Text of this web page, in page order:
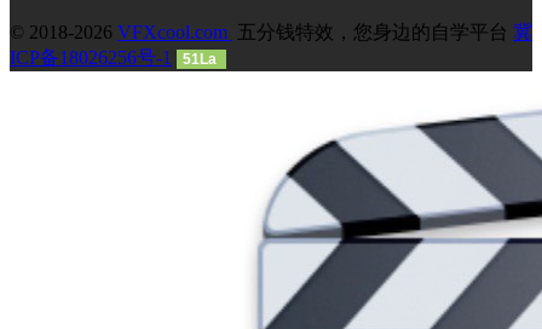
© 2018-2026 VFXcool.com 五分钱特效，您身边的自学平台 冀
ICP备18026256号-1
51La